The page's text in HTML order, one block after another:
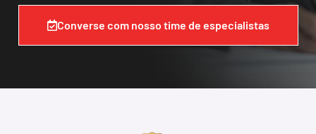
Converse com nosso time de especialistas